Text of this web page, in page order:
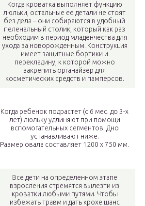
Когда кроватка выполняет функцию
люльки, остальные ее детали не стоят
без дела – они собираются в удобный
пеленальный столик, который как раз
необходим в период младенчества для
ухода за новорожденным. Конструкция
имеет защитные бортики и
перекладину, к которой можно
закрепить органайзер для
косметических средств и памперсов.
Когда ребенок подрастет (с 6 мес. до 3-х
лет) люльку удлиняют при помощи
вспомогательных сегментов. Дно
устанавливают ниже.
Размер овала составляет 1200 х 750 мм.
Все дети на определенном этапе
взросления стремятся вылезти из
кроватки любыми путями. Чтобы
избежать травм и дать крохе шанс